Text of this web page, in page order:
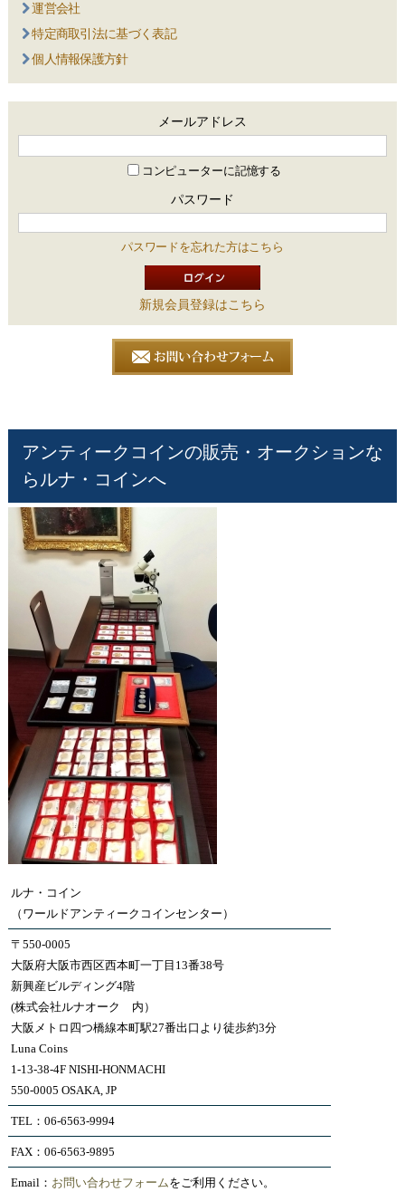
運営会社
特定商取引法に基づく表記
個人情報保護方針
メールアドレス
コンピューターに記憶する
パスワード
パスワードを忘れた方はこちら
新規会員登録はこちら
アンティークコインの販売・オークションな
らルナ・コインへ
ルナ・コイン
（ワールドアンティークコインセンター）
〒550-0005
大阪府大阪市西区西本町一丁目13番38号
新興産ビルディング4階
(株式会社ルナオーク 内）
大阪メトロ四つ橋線本町駅27番出口より徒歩約3分
Luna Coins
1-13-38-4F NISHI-HONMACHI
550-0005 OSAKA, JP
TEL：06-6563-9994
FAX：06-6563-9895
Email： お問い合わせフォームをご利用ください。